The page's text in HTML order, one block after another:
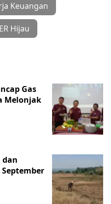
Keuangan
Hijau
Gas
Melonjak
dan